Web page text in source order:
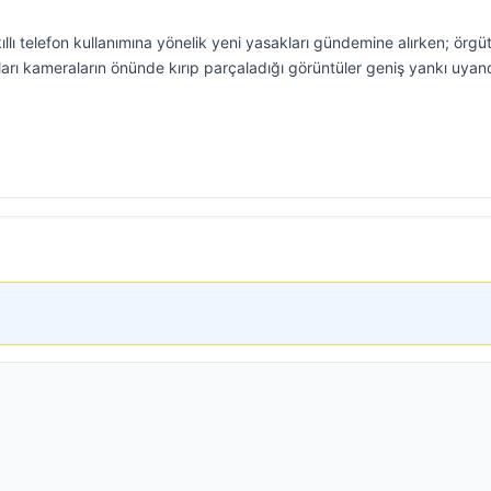
telefon kullanımına yönelik yeni yasakları gündemine alırken; örgüt
kameraların önünde kırıp parçaladığı görüntüler geniş yankı